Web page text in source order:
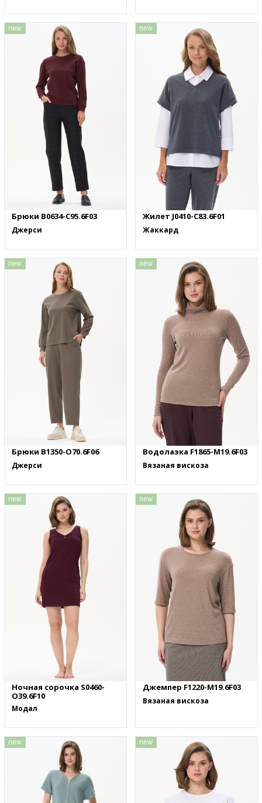
new
Брюки B0634-C95.6F03
Джерси
new
Жилет J0410-C83.6F01
Жаккард
new
Брюки B1350-O70.6F06
Джерси
new
Водолазка F1865-M19.6F03
Вязаная вискоза
new
Ночная сорочка S0460-
O39.6F10
Модал
new
Джемпер F1220-M19.6F03
Вязаная вискоза
new new